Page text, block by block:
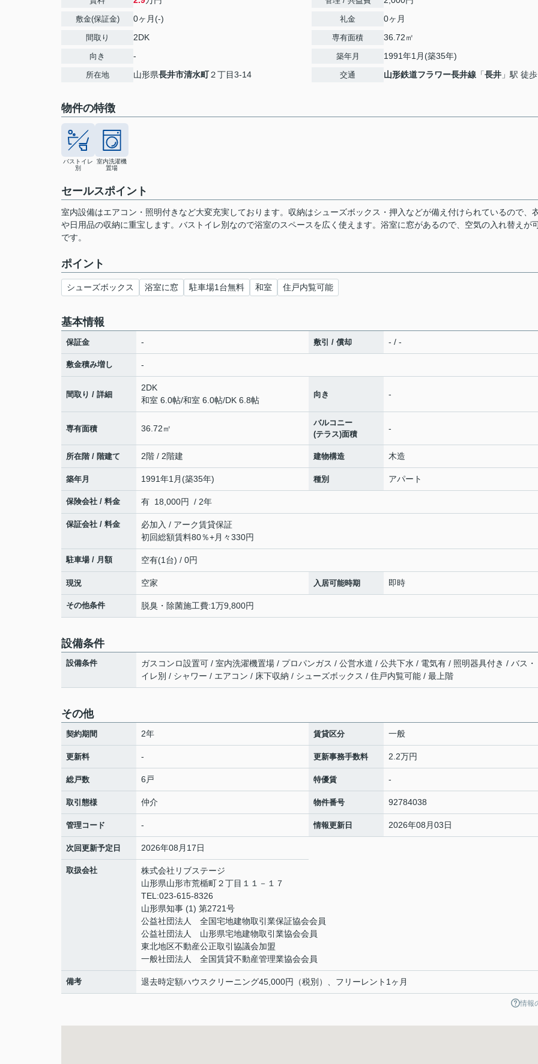
敷金(保証金) 0ヶ月(-)
間取り 2DK
向き -
所在地 山形県長井市清水町２丁目3-14
礼金 0ヶ月
専有面積 36.72㎡
築年月 1991年1月(築35年)
交通 山形鉄道フラワー長井線 「長井 」駅 徒
物件の特徴
バストイレ
別
室内洗濯機
置場
セールスポイント
室内設備はエアコン・照明付きなど大変充実しております。収納はシューズボックス・押入などが備え付けられているので、
や日用品の収納に重宝します。バストイレ別なので浴室のスペースを広く使えます。浴室に窓があるので、空気の入れ替えが
です。
ポイント
シューズボックス 浴室に窓 駐車場1台無料 和室 住戸内覧可能
基本情報
保証金 - 敷引 / 償却 - / -
敷金積み増し -
間取り / 詳細
2DK
和室 6.0帖/和室 6.0帖/DK 6.8帖
向き -
専有面積 36.72㎡
バルコニー
(テラス)面積
-
所在階 / 階建て 2階 / 2階建 建物構造 木造
築年月 1991年1月(築35年) 種別 アパート
保険会社 / 料金 有 18,000円 / 2年
保証会社 / 料金
必加入 / アーク賃貸保証
初回総額賃料80％+月々330円
駐車場 / 月額 空有(1台) / 0円
現況 空家 入居可能時期 即時
その他条件 脱臭・除菌施工費:1万9,800円
設備条件
設備条件
ガスコンロ設置可 / 室内洗濯機置場 / プロパンガス / 公営水道 / 公共下水 / 電気有 / 照明器具付き / バス・
イレ別 / シャワー / エアコン / 床下収納 / シューズボックス / 住戸内覧可能 / 最上階
その他
契約期間 2年 賃貸区分 一般
更新料 - 更新事務手数料 2.2万円
総戸数 6戸 特優賃 -
取引態様 仲介 物件番号 92784038
管理コード - 情報更新日 2026年08月03日
次回更新予定日 2026年08月17日
取扱会社
株式会社リブステージ
山形県山形市荒楯町２丁目１１－１７
TEL:023-615-8326
山形県知事 (1) 第2721号
公益社団法人 全国宅地建物取引業保証協会会員
公益社団法人 山形県宅地建物取引業協会会員
東北地区不動産公正取引協議会加盟
一般社団法人 全国賃貸不動産管理業協会会員
備考 退去時定額ハウスクリーニング45,000円（税別）、フリーレント1ヶ月
情報